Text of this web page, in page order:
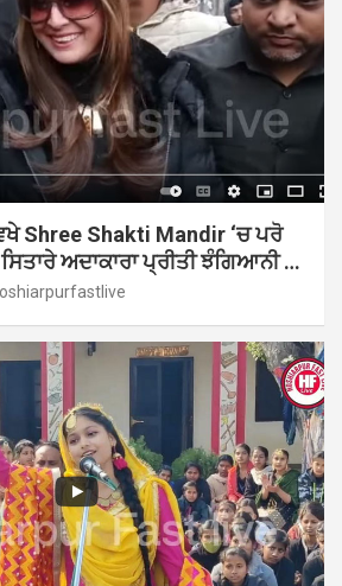
Shree Shakti Mandir ‘ਚ ਪਰੋ
ਅਦਾਕਾਰਾ ਪ੍ਰੀਤੀ ਝੰਗਿਆਨੀ …